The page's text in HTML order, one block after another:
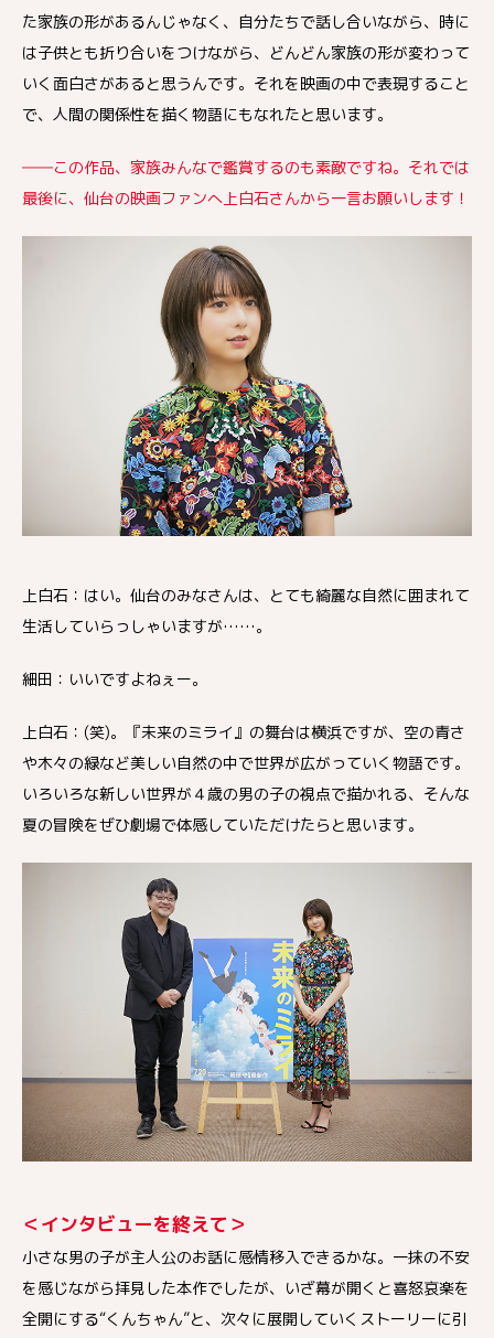
た家族の形があるんじゃなく、自分たちで話し合いながら、時に
は子供とも折り合いをつけながら、どんどん家族の形が変わって
いく面白さがあると思うんです。それを映画の中で表現すること
で、人間の関係性を描く物語にもなれたと思います。
――この作品、家族みんなで鑑賞するのも素敵ですね。それでは
最後に、仙台の映画ファンへ上白石さんから一言お願いします！
上白石：はい。仙台のみなさんは、とても綺麗な自然に囲まれて
生活していらっしゃいますが……。
細田：いいですよねぇー。
上白石：(笑)。『未来のミライ』の舞台は横浜ですが、空の青さ
や木々の緑など美しい自然の中で世界が広がっていく物語です。
いろいろな新しい世界が４歳の男の子の視点で描かれる、そんな
夏の冒険をぜひ劇場で体感していただけたらと思います。
＜インタビューを終えて＞
小さな男の子が主人公のお話に感情移入できるかな。一抹の不安
を感じながら拝見した本作でしたが、いざ幕が開くと喜怒哀楽を
全開にする“くんちゃん”と、次々に展開していくストーリーに引